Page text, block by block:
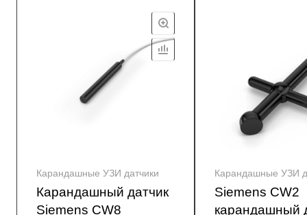
Карандашные УЗИ датчики
Карандашный датчик
Siemens CW8
Карандашные УЗИ
Siemens CW2
карандашный